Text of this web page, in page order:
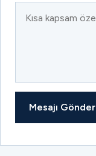
Mesajı Gönder